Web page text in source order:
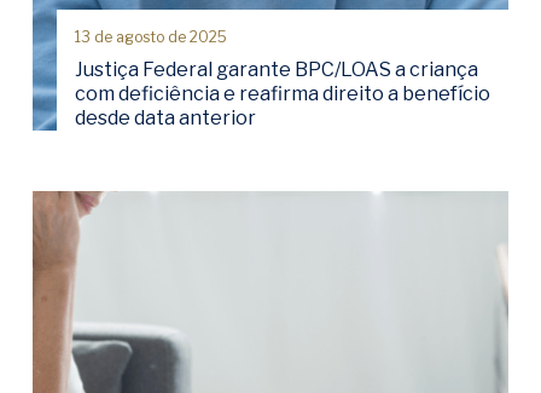
13 de agosto de 2025
Justiça Federal garante BPC/LOAS a criança
com deficiência e reafirma direito a benefício
desde data anterior